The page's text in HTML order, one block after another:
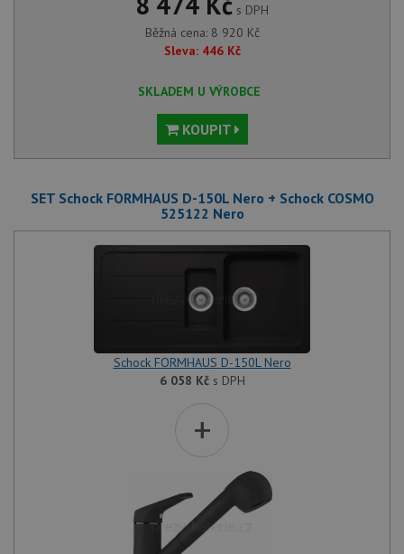
s DPH
Běžná cena: 8 920 Kč
Sleva: 446 Kč
SKLADEM U VÝROBCE
KOUPIT
SET Schock FORMHAUS D-150L Nero + Schock COSMO
525122 Nero
Schock FORMHAUS D-150L Nero
6 058 Kčs DPH
+